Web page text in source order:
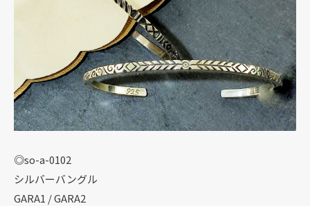
◎so-a-0102
シルバーバングル
GARA1 / GARA2